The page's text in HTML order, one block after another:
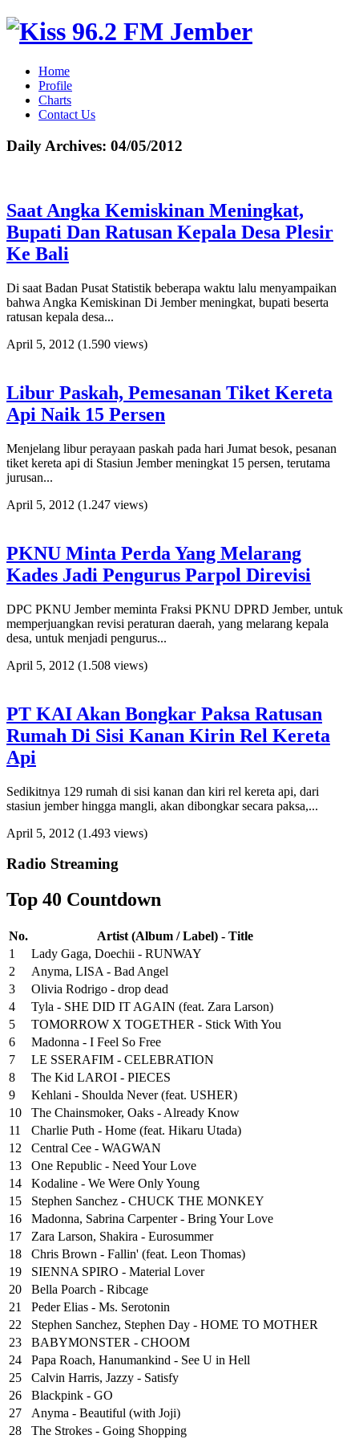
Home
Profile
Charts
Contact Us
Daily Archives: 04/05/2012
Saat Angka Kemiskinan Meningkat,
Bupati Dan Ratusan Kepala Desa Plesir
Ke Bali
Di saat Badan Pusat Statistik beberapa waktu lalu menyampaikan
bahwa Angka Kemiskinan Di Jember meningkat, bupati beserta
ratusan kepala desa...
April 5, 2012 (1.590 views)
Libur Paskah, Pemesanan Tiket Kereta
Api Naik 15 Persen
Menjelang libur perayaan paskah pada hari Jumat besok, pesanan
tiket kereta api di Stasiun Jember meningkat 15 persen, terutama
jurusan...
April 5, 2012 (1.247 views)
PKNU Minta Perda Yang Melarang
Kades Jadi Pengurus Parpol Direvisi
DPC PKNU Jember meminta Fraksi PKNU DPRD Jember, untuk
memperjuangkan revisi peraturan daerah, yang melarang kepala
desa, untuk menjadi pengurus...
April 5, 2012 (1.508 views)
PT KAI Akan Bongkar Paksa Ratusan
Rumah Di Sisi Kanan Kirin Rel Kereta
Api
Sedikitnya 129 rumah di sisi kanan dan kiri rel kereta api, dari
stasiun jember hingga mangli, akan dibongkar secara paksa,...
April 5, 2012 (1.493 views)
Radio Streaming
Top 40 Countdown
No.
Artist (Album / Label) - Title
1
Lady Gaga, Doechii - RUNWAY
2
Anyma, LISA - Bad Angel
3
Olivia Rodrigo - drop dead
4
Tyla - SHE DID IT AGAIN (feat. Zara Larson)
5
TOMORROW X TOGETHER - Stick With You
6
Madonna - I Feel So Free
7
LE SSERAFIM - CELEBRATION
8
The Kid LAROI - PIECES
9
Kehlani - Shoulda Never (feat. USHER)
10
The Chainsmoker, Oaks - Already Know
11
Charlie Puth - Home (feat. Hikaru Utada)
12
Central Cee - WAGWAN
13
One Republic - Need Your Love
14
Kodaline - We Were Only Young
15
Stephen Sanchez - CHUCK THE MONKEY
16
Madonna, Sabrina Carpenter - Bring Your Love
17
Zara Larson, Shakira - Eurosummer
18
Chris Brown - Fallin' (feat. Leon Thomas)
19
SIENNA SPIRO - Material Lover
20
Bella Poarch - Ribcage
21
Peder Elias - Ms. Serotonin
22
Stephen Sanchez, Stephen Day - HOME TO MOTHER
23
BABYMONSTER - CHOOM
24
Papa Roach, Hanumankind - See U in Hell
25
⁠Calvin Harris, Jazzy - Satisfy
26
Blackpink - GO
27
Anyma - Beautiful (with Joji)
28
The Strokes - Going Shopping